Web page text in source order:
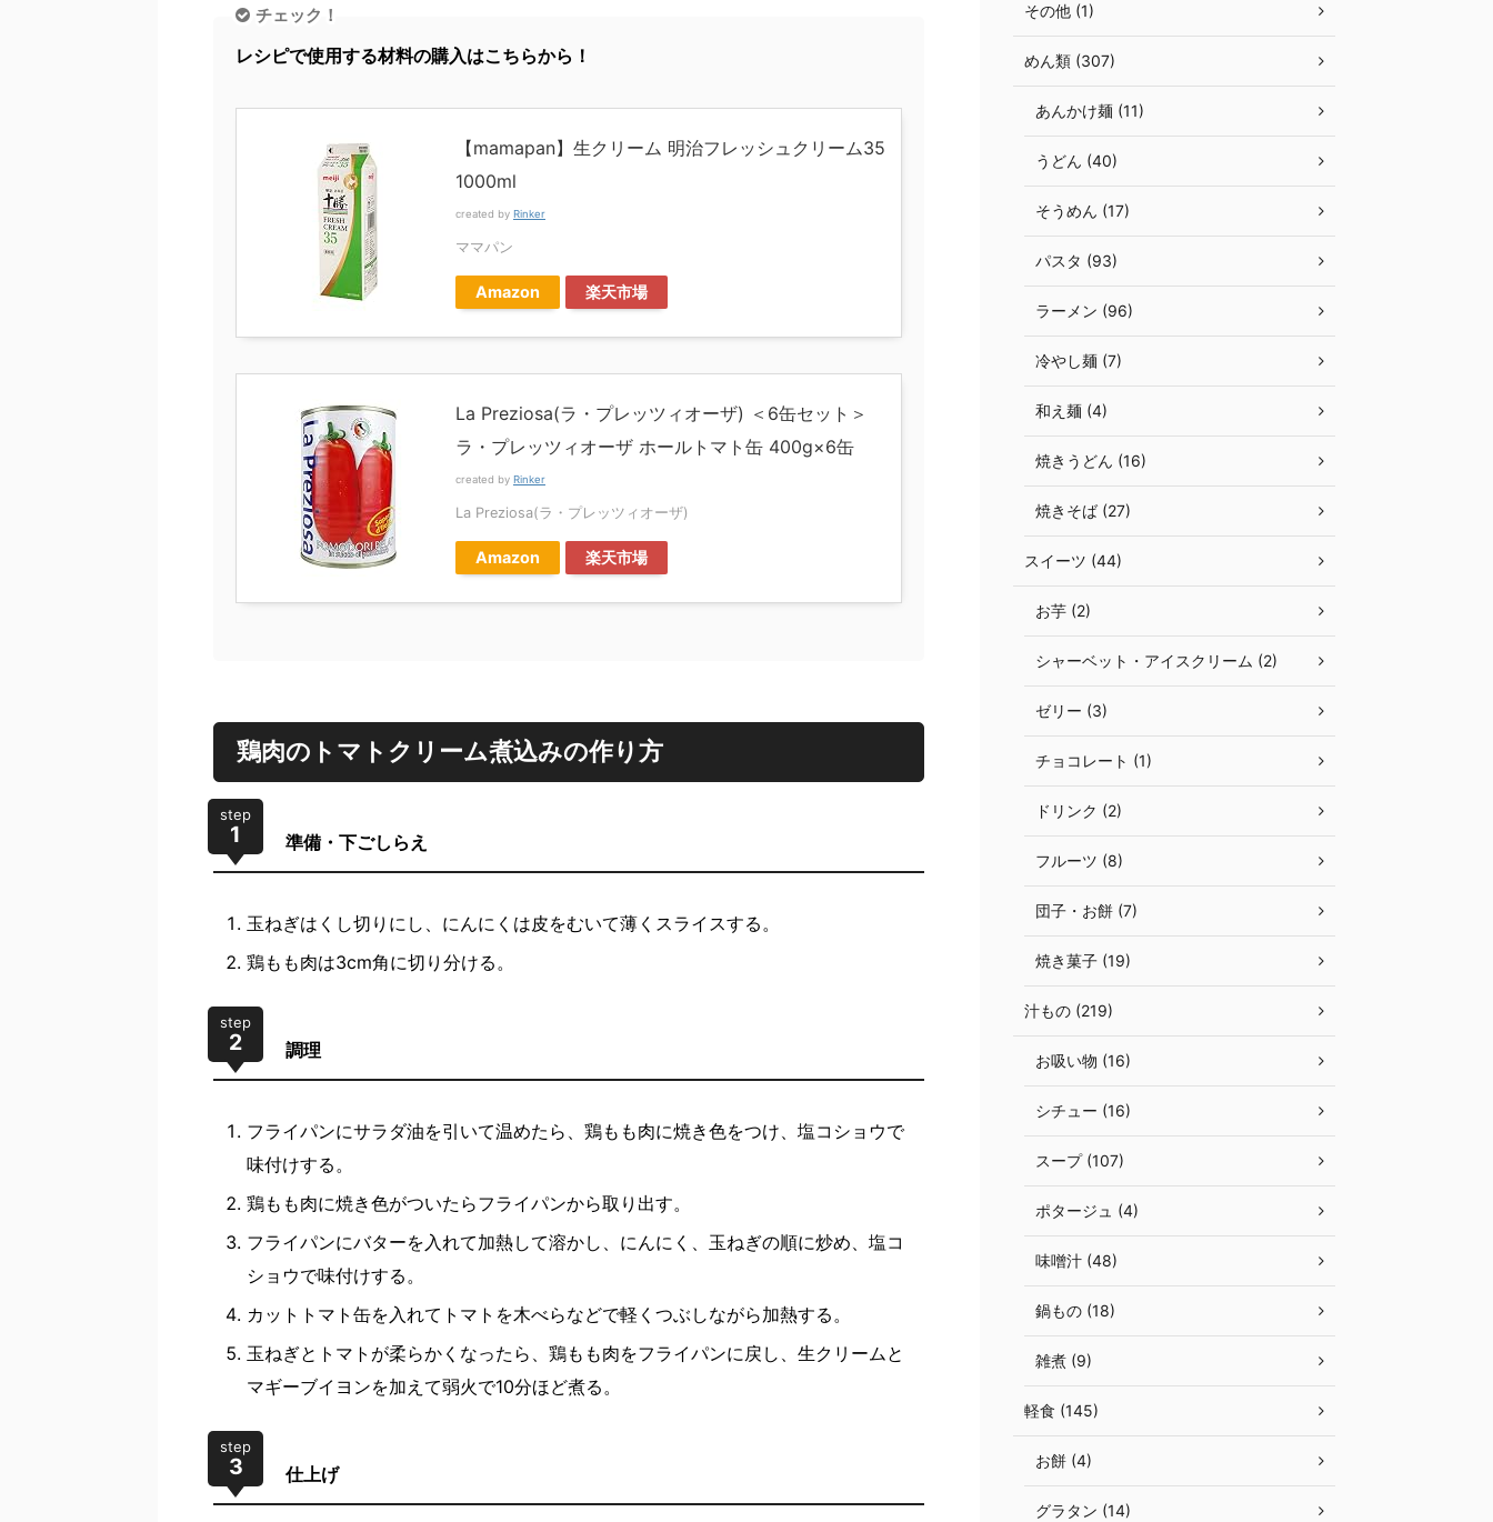
チェック！
レシピで使用する材料の購入はこちらから！
【mamapan】生クリーム 明治フレッシュクリーム35
1000ml
created by Rinker
ママパン
Amazon 楽天市場
La Preziosa(ラ・プレッツィオーザ) ＜6缶セット＞
ラ・プレッツィオーザ ホールトマト缶 400g×6缶
created by Rinker
La Preziosa(ラ・プレッツィオーザ)
Amazon 楽天市場
鶏肉のトマトクリーム煮込みの作り方
step
1 準備・下ごしらえ
玉ねぎはくし切りにし、にんにくは皮をむいて薄くスライスする。
鶏もも肉は3cm角に切り分ける。
step
2 調理
フライパンにサラダ油を引いて温めたら、鶏もも肉に焼き色をつけ、塩コショウで
味付けする。
鶏もも肉に焼き色がついたらフライパンから取り出す。
フライパンにバターを入れて加熱して溶かし、にんにく、玉ねぎの順に炒め、塩コ
ショウで味付けする。
カットトマト缶を入れてトマトを木べらなどで軽くつぶしながら加熱する。
玉ねぎとトマトが柔らかくなったら、鶏もも肉をフライパンに戻し、生クリームと
マギーブイヨンを加えて弱火で10分ほど煮る。
step
3 仕上げ
その他 (1)
めん類 (307)
あんかけ麺 (11)
うどん (40)
そうめん (17)
パスタ (93)
ラーメン (96)
冷やし麺 (7)
和え麺 (4)
焼きうどん (16)
焼きそば (27)
スイーツ (44)
お芋 (2)
シャーベット・アイスクリーム (2)
ゼリー (3)
チョコレート (1)
ドリンク (2)
フルーツ (8)
団子・お餅 (7)
焼き菓子 (19)
汁もの (219)
お吸い物 (16)
シチュー (16)
スープ (107)
ポタージュ (4)
味噌汁 (48)
鍋もの (18)
雑煮 (9)
軽食 (145)
お餅 (4)
グラタン (14)